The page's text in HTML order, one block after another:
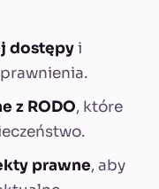
dostępyi
z RODO, które
prawne, aby